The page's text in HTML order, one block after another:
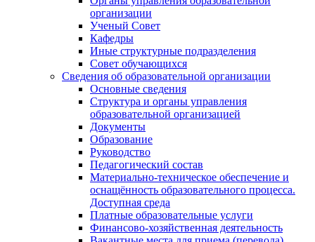
организации
Ученый Совет
Кафедры
Иные структурные подразделения
Совет обучающихся
Сведения об образовательной организации
Основные сведения
Структура и органы управления
образовательной организацией
Документы
Образование
Руководство
Педагогический состав
Материально-техническое обеспечение и
оснащённость образовательного процесса.
Доступная среда
Платные образовательные услуги
Финансово-хозяйственная деятельность